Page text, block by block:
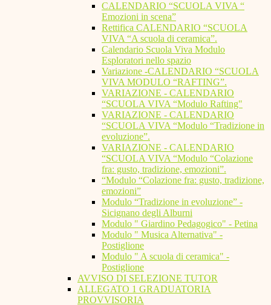
CALENDARIO “SCUOLA VIVA “
Emozioni in scena”
Rettifica CALENDARIO “SCUOLA
VIVA “A scuola di ceramica”.
Calendario Scuola Viva Modulo
Esploratori nello spazio
Variazione -CALENDARIO “SCUOLA
VIVA MODULO “RAFTING”.
VARIAZIONE - CALENDARIO
“SCUOLA VIVA “Modulo Rafting"
VARIAZIONE - CALENDARIO
“SCUOLA VIVA “Modulo “Tradizione in
evoluzione”.
VARIAZIONE - CALENDARIO
“SCUOLA VIVA “Modulo “Colazione
fra: gusto, tradizione, emozioni”.
“Modulo “Colazione fra: gusto, tradizione,
emozioni”
Modulo “Tradizione in evoluzione” -
Sicignano degli Alburni
Modulo " Giardino Pedagogico" - Petina
Modulo " Musica Alternativa" -
Postiglione
Modulo " A scuola di ceramica" -
Postiglione
AVVISO DI SELEZIONE TUTOR
ALLEGATO 1 GRADUATORIA
PROVVISORIA